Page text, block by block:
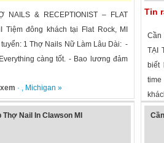
NAILS & RECEPTIONIST – FLAT
Tiệm đông khách tại Flat Rock, MI
1 Thợ Nails Nữ Làm Lâu Dài: -
càng tốt. - Bao lương đảm
· , Michigan »
Tin
Cần
TẠI
biết
time
Thợ Nail In Clawson MI